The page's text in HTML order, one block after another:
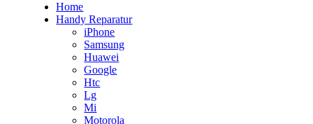
Home
Handy Reparatur
iPhone
Samsung
Huawei
Google
Htc
Lg
Mi
Motorola